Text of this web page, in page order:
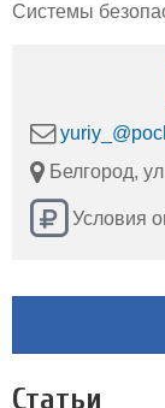
Cистемы
Белгород,
Условия
Статьи